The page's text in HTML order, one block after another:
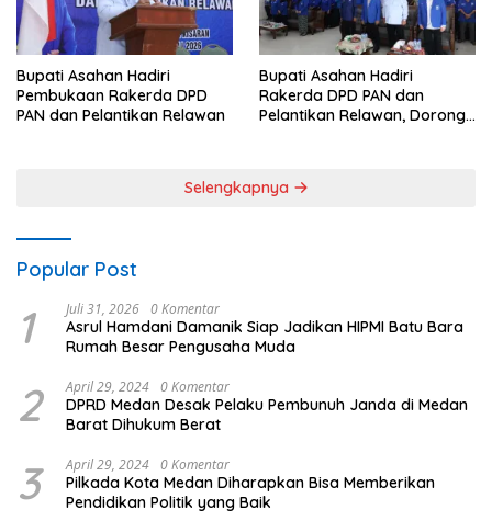
Bupati Asahan Hadiri
Pembukaan Rakerda DPD
PAN dan Pelantikan Relawan
Bupati Asahan Hadiri
Rakerda DPD PAN dan
Pelantikan Relawan, Dorong
Selengkapnya
Popular Post
1 Juli 31, 2026 0 Komentar
Asrul Hamdani Damanik Siap Jadikan HIPMI Batu Bara
Rumah Besar Pengusaha Muda
2 April 29, 2024 0 Komentar
DPRD Medan Desak Pelaku Pembunuh Janda di Medan
Barat Dihukum Berat
3 April 29, 2024 0 Komentar
Pilkada Kota Medan Diharapkan Bisa Memberikan
Pendidikan Politik yang Baik